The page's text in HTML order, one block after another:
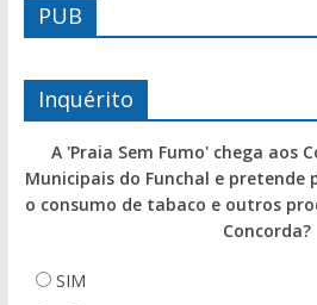
PUB
Inquérito
A 'Praia Sem Fumo' chega aos
Municipais do Funchal e pretende
o consumo de tabaco e outros
Concorda?
SIM